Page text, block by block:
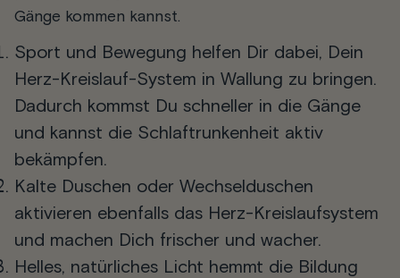
Gänge kommen kannst.
Sport und Bewegung helfen Dir dabei, Dein
Herz-Kreislauf-System in Wallung zu bringen.
Dadurch kommst Du schneller in die Gänge
und kannst die Schlaftrunkenheit aktiv
bekämpfen.
Kalte Duschen oder Wechselduschen
aktivieren ebenfalls das Herz-Kreislaufsystem
und machen Dich frischer und wacher.
Helles, natürliches Licht hemmt die Bildung